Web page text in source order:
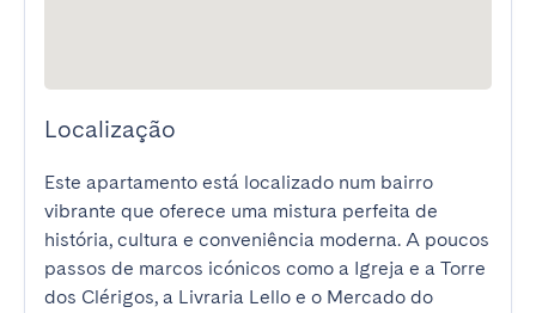
Localização
Este apartamento está localizado num bairro
vibrante que oferece uma mistura perfeita de
história, cultura e conveniência moderna. A poucos
passos de marcos icónicos como a Igreja e a Torre
dos Clérigos, a Livraria Lello e o Mercado do